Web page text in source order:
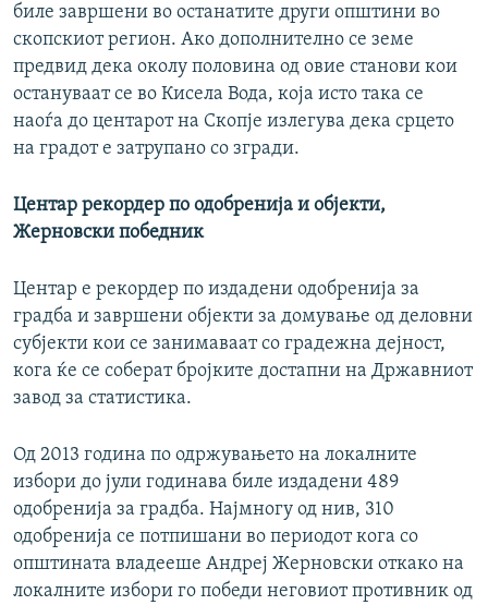
биле завршени во останатите други општини во
скопскиот регион. Ако дополнително се земе
предвид дека околу половина од овие станови кои
остануваат се во Кисела Вода, која исто така се
наоѓа до центарот на Скопје излегува дека срцето
на градот е затрупано со згради.
Центар рекордер по одобренија и објекти,
Жерновски победник
Центар е рекордер по издадени одобренија за
градба и завршени објекти за домување од деловни
субјекти кои се занимаваат со градежна дејност,
кога ќе се соберат бројките достапни на Државниот
завод за статистика.
Од 2013 година по одржувањето на локалните
избори до јули годинава биле издадени 489
одобренија за градба. Најмногу од нив, 310
одобренија се потпишани во периодот кога со
општината владееше Андреј Жерновски откако на
локалните избори го победи неговиот противник од